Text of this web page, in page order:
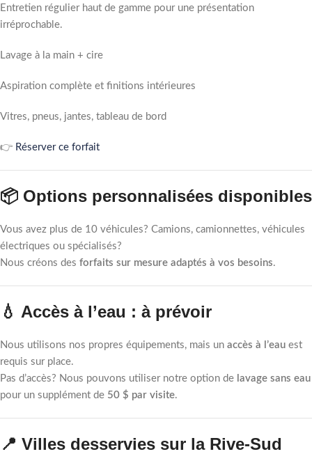
Entretien régulier haut de gamme pour une présentation
irréprochable.
Lavage à la main + cire
Aspiration complète et finitions intérieures
Vitres, pneus, jantes, tableau de bord
👉 Réserver ce forfait
📦 Options personnalisées disponibles
Vous avez plus de 10 véhicules? Camions, camionnettes, véhicules
électriques ou spécialisés?
Nous créons des forfaits sur mesure adaptés à vos besoins.
💧 Accès à l’eau : à prévoir
Nous utilisons nos propres équipements, mais un accès à l’eau est
requis sur place.
Pas d’accès? Nous pouvons utiliser notre option de lavage sans eau
pour un supplément de 50 $ par visite.
📍 Villes desservies sur la Rive-Sud